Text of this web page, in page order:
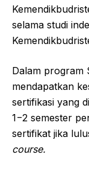
selama studi
Dalam program
mendapatkan
sertifikasi yang
1−2 semester
sertifikat jika
course.